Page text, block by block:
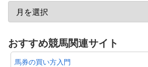
おすすめ競馬関連サイト
馬券の買い方入門